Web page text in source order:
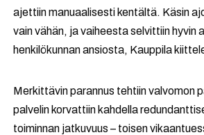
ajettiin manuaalisesti kentältä. Käsin
vain vähän, ja vaiheesta selvittiin hyvin
henkilökunnan ansiosta, Kauppila
Merkittävin parannus tehtiin valvomon
palvelin korvattiin kahdella
toiminnan jatkuvuus – toisen